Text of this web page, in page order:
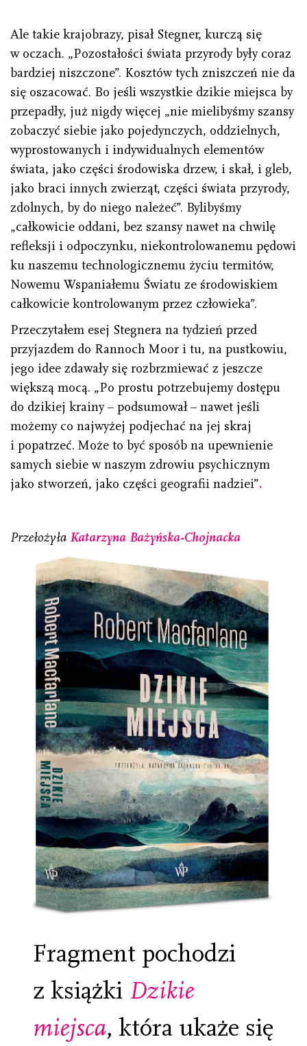
Ale takie krajobrazy, pisał Stegner, kurczą się
w oczach. „Pozostałości świata przyrody były coraz
bardziej niszczone”. Kosztów tych zniszczeń nie da
się oszacować. Bo jeśli wszystkie dzikie miejsca by
przepadły, już nigdy więcej „nie mielibyśmy szansy
zobaczyć siebie jako pojedynczych, oddzielnych,
wyprostowanych i indywidualnych elementów
świata, jako części środowiska drzew, i skał, i gleb,
jako braci innych zwierząt, części świata przyrody,
zdolnych, by do niego należeć”. Bylibyśmy
„całkowicie oddani, bez szansy nawet na chwilę
refleksji i odpoczynku, niekontrolowanemu pędowi
ku naszemu technologicznemu życiu termitów,
Nowemu Wspaniałemu Światu ze środowiskiem
całkowicie kontrolowanym przez człowieka”.
Przeczytałem esej Stegnera na tydzień przed
przyjazdem do Rannoch Moor i tu, na pustkowiu,
jego idee zdawały się rozbrzmiewać z jeszcze
większą mocą. „Po prostu potrzebujemy dostępu
do dzikiej krainy – podsumował – nawet jeśli
możemy co najwyżej podjechać na jej skraj
i popatrzeć. Może to być sposób na upewnienie
samych siebie w naszym zdrowiu psychicznym
jako stworzeń, jako części geografii nadziei”.
Przełożyła Katarzyna Bażyńska-Chojnacka
Fragment pochodzi
z książki Dzikie
miejsca, która ukaże się